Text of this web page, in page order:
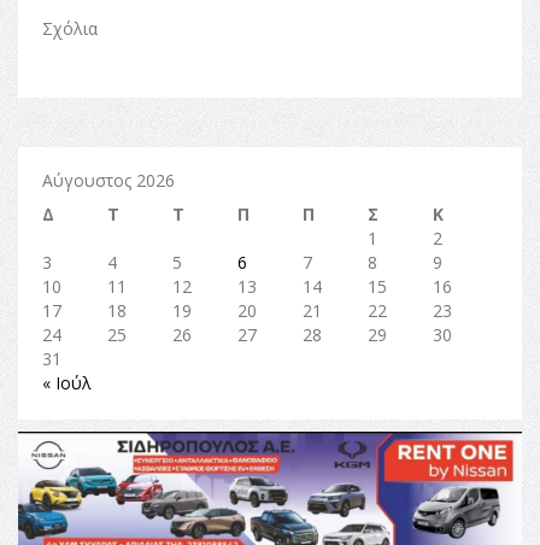
Σχόλια
Αύγουστος 2026
Δ
Τ Τ Π Π Σ
Κ
1
2
3
4 5 6 7 8
9
10
11 12 13 14 15
16
17
18 19 20 21 22
23
24
25 26 27 28 29
30
31
« Ιούλ